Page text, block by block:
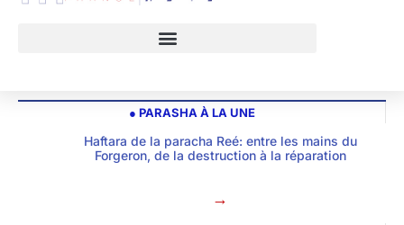
● PARASHA À LA UNE
Haftara de la paracha Reé: entre les mains du
Forgeron, de la destruction à la réparation
→